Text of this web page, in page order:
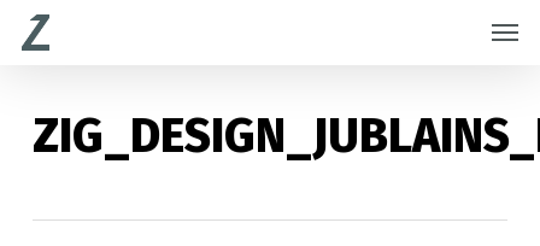
Skip
content